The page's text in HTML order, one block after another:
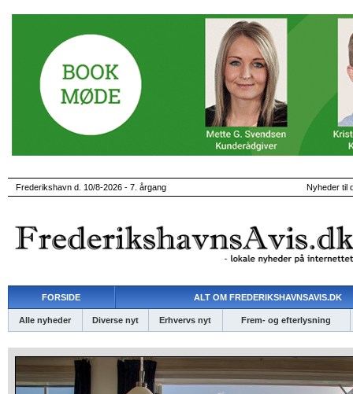
Frederikshavn d. 10/8-2026 - 7. årgang Nyheder til
FORSIDE ALT OM FREDERIKSHAVNSAVIS.DK
Alle nyheder Diverse nyt Erhvervs nyt Frem- og efterlysning